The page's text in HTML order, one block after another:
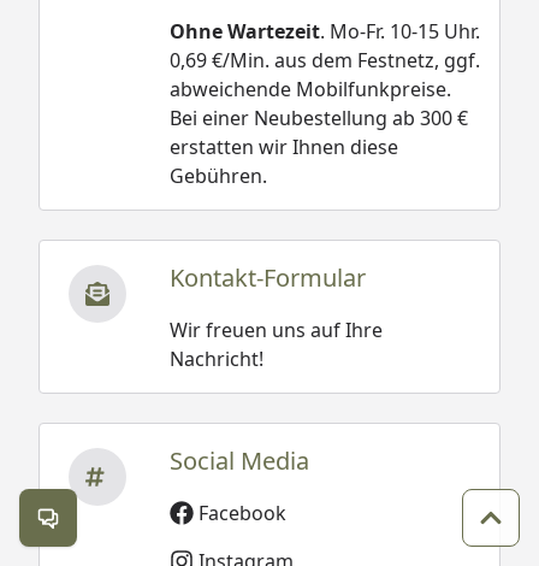
Ohne Wartezeit. Mo-Fr. 10-15 Uhr.
0,69 €/Min. aus dem Festnetz, ggf.
abweichende Mobilfunkpreise.
Bei einer Neubestellung ab 300 €
erstatten wir Ihnen diese
Gebühren.
Kontakt-Formular
Wir freuen uns auf Ihre
Nachricht!
Social Media
Facebook
Kontakt öffnen